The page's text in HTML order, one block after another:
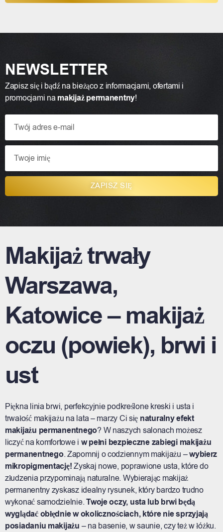
NEWSLETTER
Zapisz się i bądź na bieżąco z informacjami, ofertami i
promocjami na makijaż permanentny!
ZAPISZ SIĘ
r
a
t
:
Makijaż trwały
Warszawa,
Katowice – makijaż
oczu (powiek), brwi i
ust
Piękna linia brwi, perfekcyjnie podkreślone kreski i usta i
trwałość makijażu na lata – marzy Ci się naturalny efekt
makijażu permanentnego? W naszych salonach możesz
liczyć na komfortowe i w pełni bezpieczne zabiegi makijażu
permanentnego. Zapomnij o codziennym makijażu –wybierz
mikropigmentację!Zyskaj nowe, poprawione usta, które do
złudzenia przypominają naturalne. Wybierając makijaż
permanentny zyskasz idealny rysunek, który bardzo trudno
wykonać samodzielnie.Twoje oczy, usta lub brwi będą
wyglądać obłędniew okolicznościach, które nie sprzyjają
posiadaniu makijażu – na basenie, w saunie, czy też w łóżku.